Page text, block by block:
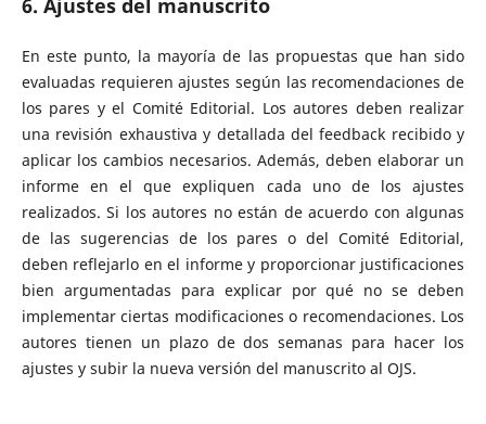
6. Ajustes del manuscrito
En este punto, la mayoría de las propuestas que han sido
evaluadas requieren ajustes según las recomendaciones de
los pares y el Comité Editorial. Los autores deben realizar
una revisión exhaustiva y detallada del feedback recibido y
aplicar los cambios necesarios. Además, deben elaborar un
informe en el que expliquen cada uno de los ajustes
realizados. Si los autores no están de acuerdo con algunas
de las sugerencias de los pares o del Comité Editorial,
deben reflejarlo en el informe y proporcionar justificaciones
bien argumentadas para explicar por qué no se deben
implementar ciertas modificaciones o recomendaciones. Los
autores tienen un plazo de dos semanas para hacer los
ajustes y subir la nueva versión del manuscrito al OJS.